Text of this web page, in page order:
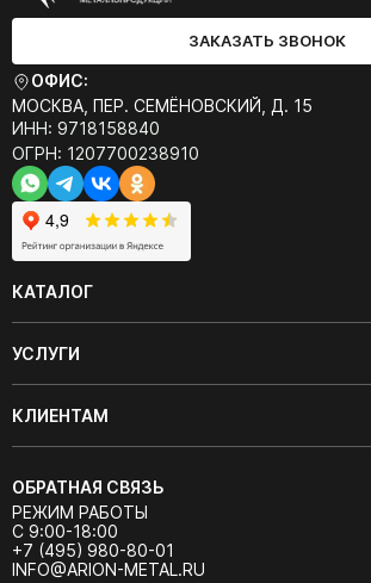
ЗАКАЗАТЬ ЗВОНОК
ОФИС:
МОСКВА, ПЕР. СЕМЁНОВСКИЙ, Д. 15
ИНН: 9718158840
ОГРН: 1207700238910
КАТАЛОГ
УСЛУГИ
КЛИЕНТАМ
ОБРАТНАЯ СВЯЗЬ
РЕЖИМ РАБОТЫ
С 9:00-18:00
+7 (495) 980-80-01
INFO@ARION-METAL.RU